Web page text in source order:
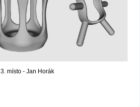
3. místo - Jan Horák